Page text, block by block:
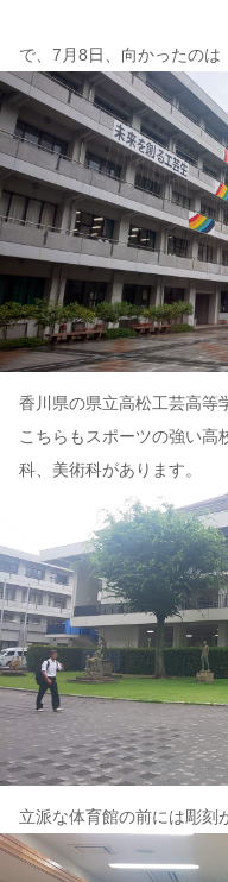
で、7月8日、向かったのは
香川県の県立高松工芸高等
こちらもスポーツの強い高
科、美術科があります。
立派な体育館の前には彫刻